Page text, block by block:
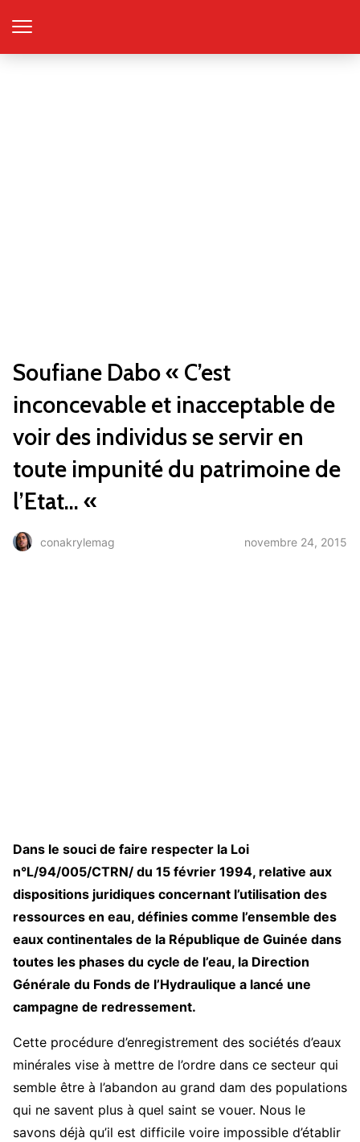
Soufiane Dabo « C’est
inconcevable et inacceptable de
voir des individus se servir en
toute impunité du patrimoine de
l’Etat… «
conakrylemag novembre 24, 2015
Dans le souci de faire respecter la Loi
n°L/94/005/CTRN/ du 15 février 1994, relative aux
dispositions juridiques concernant l’utilisation des
ressources en eau, définies comme l’ensemble des
eaux continentales de la République de Guinée dans
toutes les phases du cycle de l’eau, la Direction
Générale du Fonds de l’Hydraulique a lancé une
campagne de redressement.
Cette procédure d’enregistrement des sociétés d’eaux
minérales vise à mettre de l’ordre dans ce secteur qui
semble être à l’abandon au grand dam des populations
qui ne savent plus à quel saint se vouer. Nous le
savons déjà qu’il est difficile voire impossible d’établir